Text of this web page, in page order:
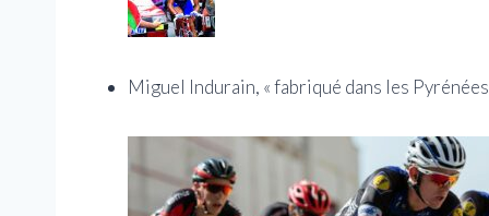
Miguel Indurain, « fabriqué dans les